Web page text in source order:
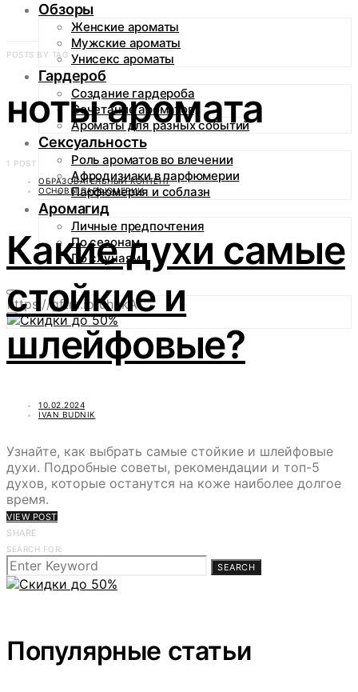
Обзоры
Женские ароматы
Мужские ароматы
Унисекс ароматы
Гардероб
Создание гардероба
Сочетание ароматов
Ароматы для разных событий
Сексуальность
Роль ароматов во влечении
Афродизиаки в парфюмерии
Парфюмерия и соблазн
Аромагид
Личные предпочтения
По сезонам
По случаям
https://gftm.io/uhbkA
POSTS BY TAG
ноты аромата
1 POST
ОБРАЗОВАТЕЛЬНЫЙ КОНТЕНТ
ОСНОВЫ ПАРФЮМЕРИИ
Какие духи самые
стойкие и
шлейфовые?
10.02.2024
IVAN BUDNIK
Узнайте, как выбрать самые стойкие и шлейфовые
духи. Подробные советы, рекомендации и топ-5
духов, которые останутся на коже наиболее долгое
время.
VIEW POST
SHARE
SEARCH FOR:
SEARCH
Популярные статьи